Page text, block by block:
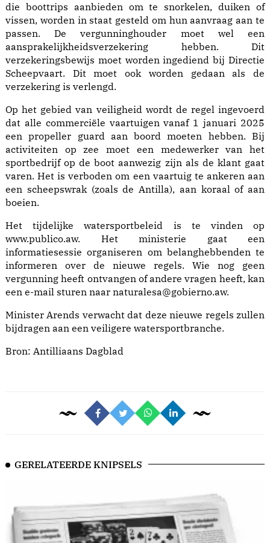
die boottrips aanbieden om te snorkelen, duiken of
vissen, worden in staat gesteld om hun aanvraag aan te
passen. De vergunninghouder moet wel een
aansprakelijkheidsverzekering hebben. Dit
verzekeringsbewijs moet worden ingediend bij Directie
Scheepvaart. Dit moet ook worden gedaan als de
verzekering is verlengd.
Op het gebied van veiligheid wordt de regel ingevoerd
dat alle commerciële vaartuigen vanaf 1 januari 2025
een propeller guard aan boord moeten hebben. Bij
activiteiten op zee moet een medewerker van het
sportbedrijf op de boot aanwezig zijn als de klant gaat
varen. Het is verboden om een vaartuig te ankeren aan
een scheepswrak (zoals de Antilla), aan koraal of aan
boeien.
Het tijdelijke watersportbeleid is te vinden op
www.publico.aw. Het ministerie gaat een
informatiesessie organiseren om belanghebbenden te
informeren over de nieuwe regels. Wie nog geen
vergunning heeft ontvangen of andere vragen heeft, kan
een e-mail sturen naar naturalesa@gobierno.aw.
Minister Arends verwacht dat deze nieuwe regels zullen
bijdragen aan een veiligere watersportbranche.
Bron: Antilliaans Dagblad
GERELATEERDE KNIPSELS